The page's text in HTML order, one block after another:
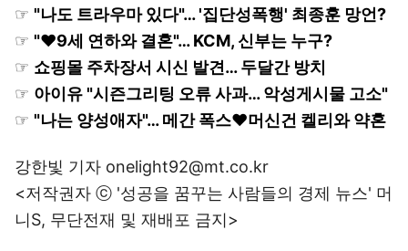
☞ "나도 트라우마 있다"… '집단성폭행' 최종훈 망언?
☞ "♥9세 연하와 결혼"… KCM, 신부는 누구?
☞ 쇼핑몰 주차장서 시신 발견… 두달간 방치
☞ 아이유 "시즌그리팅 오류 사과… 악성게시물 고소"
☞ "나는 양성애자"… 메간 폭스♥머신건 켈리와 약혼
강한빛 기자 onelight92@mt.co.kr
<저작권자 ⓒ '성공을 꿈꾸는 사람들의 경제 뉴스' 머
니S, 무단전재 및 재배포 금지>